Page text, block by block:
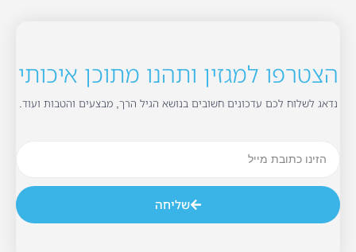
הצטרפו למגזין ותהנו מתוכן איכותי
נדאג לשלוח לכם עדכונים חשובים בנושא הגיל הרך, מבצעים והטבות ועוד.
שליחה